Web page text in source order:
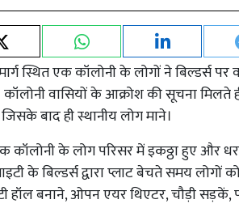
स्थित एक कॉलोनी के लोगों ने बिल्डर्स
कॉलोनी वासियों के आक्रोश की सूचना
बाद ही स्थानीय लोग माने।
कॉलोनी के लोग परिसर में इकठ्ठा हुए और
के बिल्डर्स द्वारा प्लाट बेचते समय
हॉल बनाने, ओपन एयर थिएटर, चौड़ी सड़कें,